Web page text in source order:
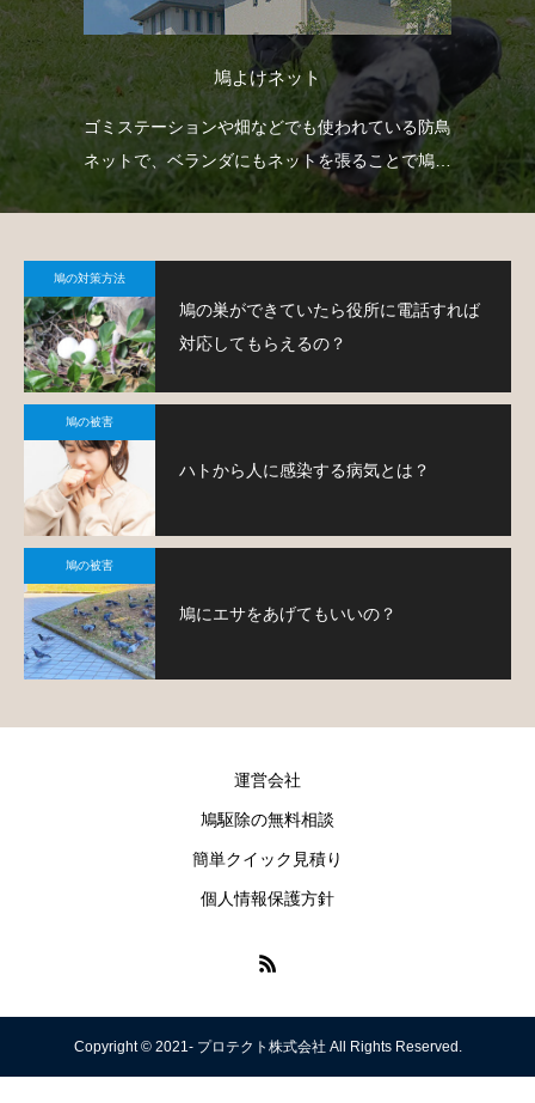
鳩よけネット
ゴミステーションや畑などでも使われている防鳥
ネットで、ベランダにもネットを張ることで鳩対
策が可能です。
鳩の対策方法
鳩の巣ができていたら役所に電話すれば
対応してもらえるの？
鳩の被害
ハトから人に感染する病気とは？
鳩の被害
鳩にエサをあげてもいいの？
運営会社
鳩駆除の無料相談
簡単クイック見積り
個人情報保護方針
Copyright © 2021- プロテクト株式会社 All Rights Reserved.